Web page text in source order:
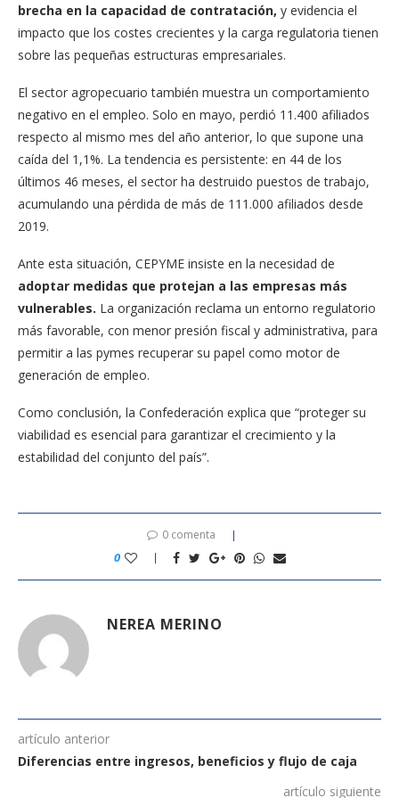
brecha en la capacidad de contratación, y evidencia el
impacto que los costes crecientes y la carga regulatoria tienen
sobre las pequeñas estructuras empresariales.
El sector agropecuario también muestra un comportamiento
negativo en el empleo. Solo en mayo, perdió 11.400 afiliados
respecto al mismo mes del año anterior, lo que supone una
caída del 1,1%. La tendencia es persistente: en 44 de los
últimos 46 meses, el sector ha destruido puestos de trabajo,
acumulando una pérdida de más de 111.000 afiliados desde
2019.
Ante esta situación, CEPYME insiste en la necesidad de
adoptar medidas que protejan a las empresas más
vulnerables. La organización reclama un entorno regulatorio
más favorable, con menor presión fiscal y administrativa, para
permitir a las pymes recuperar su papel como motor de
generación de empleo.
Como conclusión, la Confederación explica que “proteger su
viabilidad es esencial para garantizar el crecimiento y la
estabilidad del conjunto del país”.
0 comenta
0
NEREA MERINO
artículo anterior
Diferencias entre ingresos, beneficios y flujo de caja
artículo siguiente